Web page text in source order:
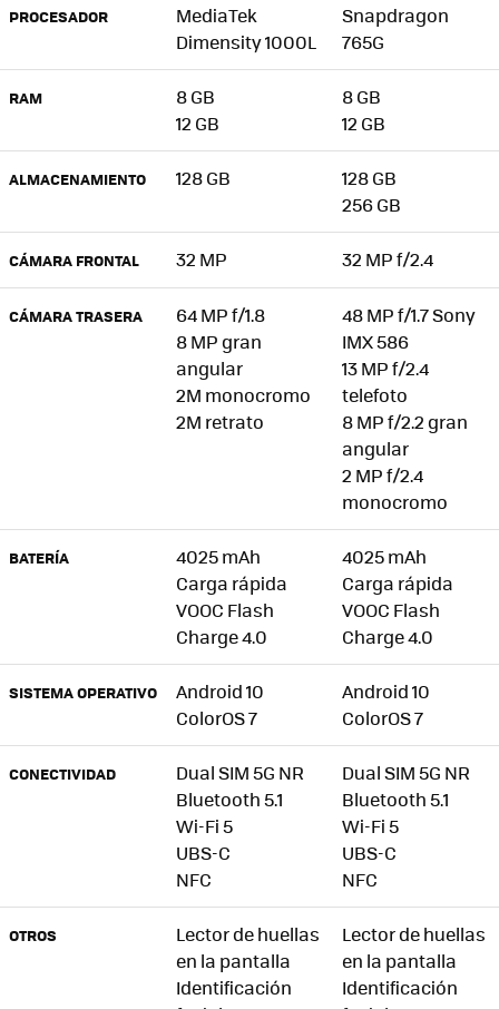
PROCESADOR
MediaTek
Dimensity 1000L
Snapdragon
765G
RAM
8 GB
12 GB
8 GB
12 GB
ALMACENAMIENTO 128 GB
128 GB
256 GB
CÁMARA FRONTAL 32 MP 32 MP f/2.4
CÁMARA TRASERA
64 MP f/1.8
8 MP gran
angular
2M monocromo
2M retrato
48 MP f/1.7 Sony
IMX 586
13 MP f/2.4
telefoto
8 MP f/2.2 gran
angular
2 MP f/2.4
monocromo
BATERÍA
4025 mAh
Carga rápida
VOOC Flash
Charge 4.0
4025 mAh
Carga rápida
VOOC Flash
Charge 4.0
SISTEMA OPERATIVO
Android 10
ColorOS 7
Android 10
ColorOS 7
CONECTIVIDAD
Dual SIM 5G NR
Bluetooth 5.1
Wi-Fi 5
UBS-C
NFC
Dual SIM 5G NR
Bluetooth 5.1
Wi-Fi 5
UBS-C
NFC
OTROS
Lector de huellas
en la pantalla
Identificación
Lector de huellas
en la pantalla
Identificación